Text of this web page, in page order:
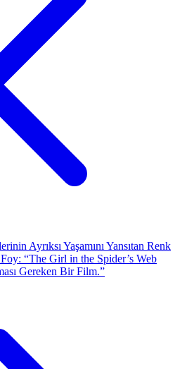
Ayrıksı Yaşamını Yansıtan Renk
“The Girl in the Spider’s Web
Gereken Bir Film.”